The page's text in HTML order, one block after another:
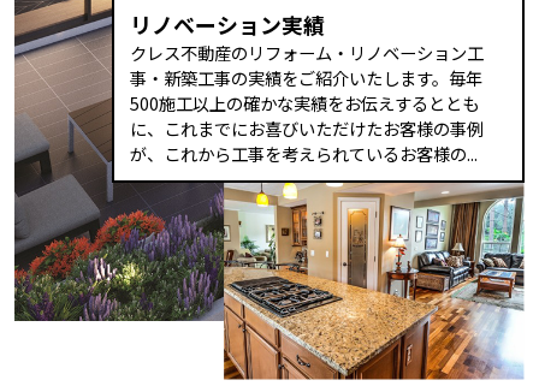
リノベーション実績
クレス不動産のリフォーム・リノベーション工
事・新築工事の実績をご紹介いたします。毎年
500施工以上の確かな実績をお伝えするととも
に、これまでにお喜びいただけたお客様の事例
が、これから工事を考えられているお客様の...